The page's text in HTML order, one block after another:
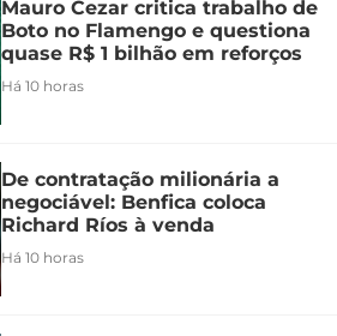
Mauro Cezar critica trabalho de
Boto no Flamengo e questiona
quase R$ 1 bilhão em reforços
Há 10 horas
De contratação milionária a
negociável: Benfica coloca
Richard Ríos à venda
Há 10 horas